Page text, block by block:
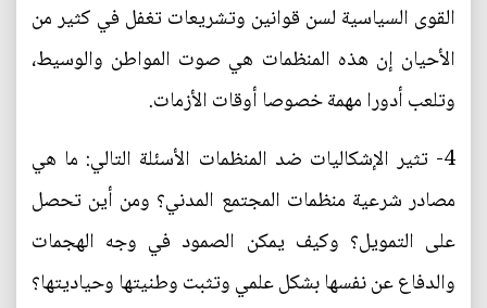
القوى السياسية لسن قوانين وتشريعات تغفل في كثير من
الأحيان إن هذه المنظمات هي صوت المواطن والوسيط،
وتلعب أدورا مهمة خصوصا أوقات الأزمات.
4- تثير الإشكاليات ضد المنظمات الأسئلة التالي: ما هي
مصادر شرعية منظمات المجتمع المدني؟ ومن أين تحصل
على التمويل؟ وكيف يمكن الصمود في وجه الهجمات
والدفاع عن نفسها بشكل علمي وتثبت وطنيتها وحياديتها؟